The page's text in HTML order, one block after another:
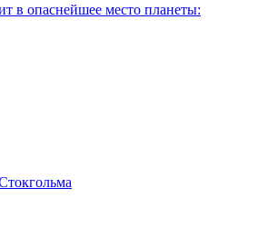
в опаснейшее место планеты: